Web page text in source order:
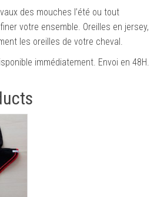
des mouches l’été ou tout
votre ensemble. Oreilles en jersey,
les oreilles de votre cheval.
immédiatement. Envoi en 48H.